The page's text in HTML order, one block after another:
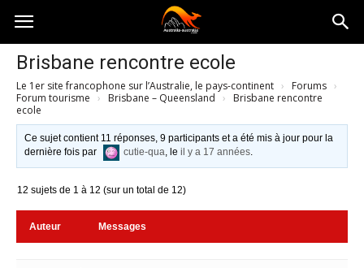
Australia-
australie.com
Brisbane rencontre ecole
Le 1er site francophone sur l’Australie, le pays-continent › Forums ›
Forum tourisme › Brisbane – Queensland ›
Brisbane rencontre
ecole
Ce sujet contient 11 réponses, 9 participants et a été mis à jour pour la
dernière fois par
cutie-qua, leil y a 17 années.
12 sujets de 1 à 12 (sur un total de 12)
Auteur Messages